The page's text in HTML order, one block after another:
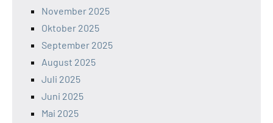
November 2025
Oktober 2025
September 2025
August 2025
Juli 2025
Juni 2025
Mai 2025